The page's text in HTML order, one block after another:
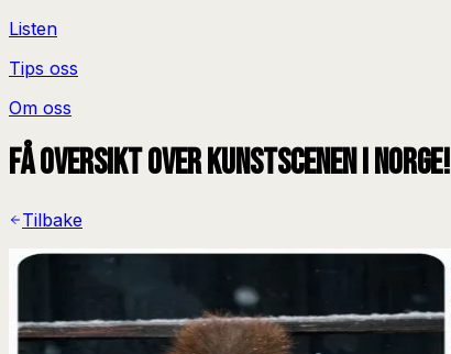
Listen
Tips oss
Om oss
Få oversikt over kunstscenen i Norge!
Tilbake